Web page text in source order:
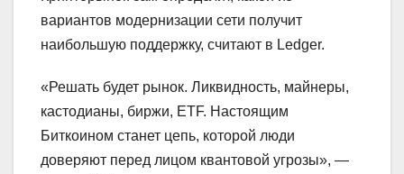
вариантов модернизации сети получит
наибольшую поддержку, считают в Ledger.
«Решать будет рынок. Ликвидность, майнеры,
кастодианы, биржи, ETF. Настоящим
Биткоином станет цепь, которой люди
доверяют перед лицом квантовой угрозы», —